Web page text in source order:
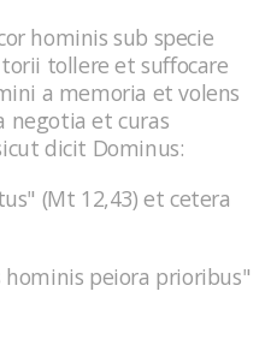
hominis sub specie
tollere et suffocare
a memoria et volens
negotia et curas
dicit Dominus:
(Mt 12,43) et cetera
peiora prioribus"